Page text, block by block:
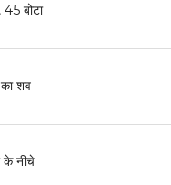
बोटा
शव
के नीचे